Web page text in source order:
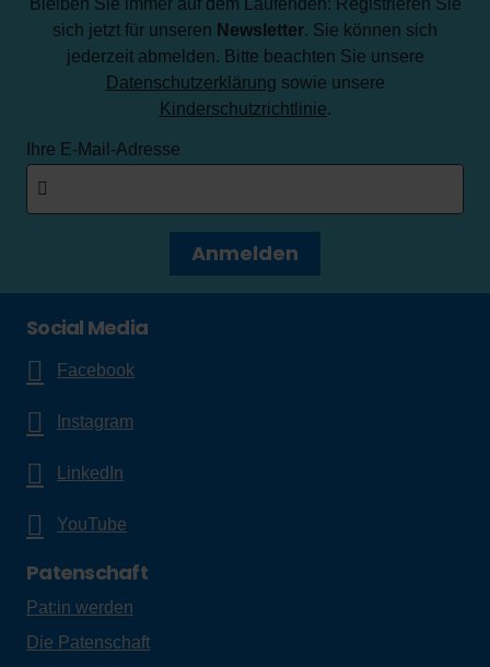
Bleiben Sie immer auf dem Laufenden: Registrieren Sie
sich jetzt für unseren Newsletter. Sie können sich
jederzeit abmelden. Bitte beachten Sie unsere
Datenschutzerklärung sowie unsere
Kinderschutzrichtlinie.
Ihre E-Mail-Adresse
Anmelden
Social Media
Facebook
Instagram
LinkedIn
YouTube
Patenschaft
Pat:in werden
Die Patenschaft